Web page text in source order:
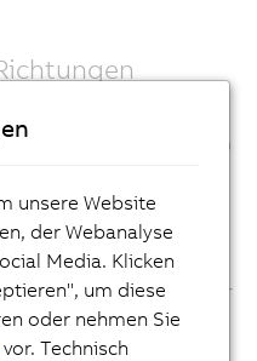
Schnittstellen
Ethernet, je 1x USB 2.0
Feldbusse wie
werden. Als
CFast-Karte zum
mit 60 GB und mehr zur
unsere Website
der Webanalyse
Media. Klicken
um diese
oder nehmen Sie
vor. Technisch